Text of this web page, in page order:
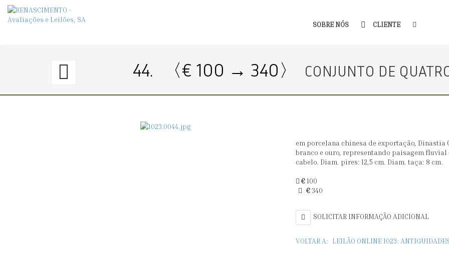
SOBRE NÓS CLIENTE
44. 〈€ 100 → 340〉 CONJUNTO DE
〈€
em porcelana chinesa de exportação, Dinastia
branco e ouro, representando paisagem
cabelo. Diam. pires: 12,5 cm. Diam. taça: 8 cm.
€100
€340
SOLICITAR INFORMAÇÃO ADICIONAL
VOLTAR A: LEILÃO ONLINE 1023: